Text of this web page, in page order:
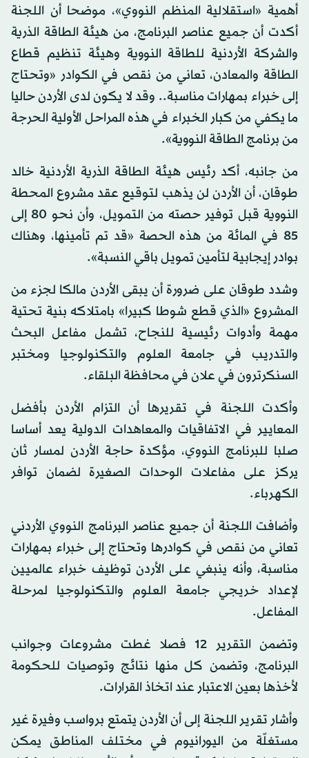
أهمية «استقلالية المنظم النووي»، موضحا أن اللجنة
أكدت أن جميع عناصر البرنامج، من هيئة الطاقة الذرية
والشركة الأردنية للطاقة النووية وهيئة تنظيم قطاع
الطاقة والمعادن، تعاني من نقص في الكوادر «وتحتاج
إلى خبراء بمهارات مناسبة.. وقد لا يكون لدى الأردن حاليا
ما يكفي من كبار الخبراء في هذه المراحل الأولية الحرجة
من برنامج الطاقة النووية».
من جانبه، أكد رئيس هيئة الطاقة الذرية الأردنية خالد
طوقان، أن الأردن لن يذهب لتوقيع عقد مشروع المحطة
النووية قبل توفير حصته من التمويل، وأن نحو 80 إلى
85 في المائة من هذه الحصة «قد تم تأمينها، وهناك
بوادر إيجابية لتأمين تمويل باقي النسبة».
وشدد طوقان على ضرورة أن يبقى الأردن مالكا لجزء من
المشروع «الذي قطع شوطا كبيرا» بامتلاكه بنية تحتية
مهمة وأدوات رئيسية للنجاح، تشمل مفاعل البحث
والتدريب في جامعة العلوم والتكنولوجيا ومختبر
السنكرترون في علان في محافظة البلقاء.
وأكدت اللجنة في تقريرها أن التزام الأردن بأفضل
المعايير في الاتفاقيات والمعاهدات الدولية يعد أساسا
صلبا للبرنامج النووي، مؤكدة حاجة الأردن لمسار ثان
يركز على مفاعلات الوحدات الصغيرة لضمان توافر
الكهرباء.
وأضافت اللجنة أن جميع عناصر البرنامج النووي الأردني
تعاني من نقص في كوادرها وتحتاج إلى خبراء بمهارات
مناسبة، وأنه ينبغي على الأردن توظيف خبراء عالميين
لإعداد خريجي جامعة العلوم والتكنولوجيا لمرحلة
المفاعل.
وتضمن التقرير 12 فصلا غطت مشروعات وجوانب
البرنامج، وتضمن كل منها نتائج وتوصيات للحكومة
لأخذها بعين الاعتبار عند اتخاذ القرارات.
وأشار تقرير اللجنة إلى أن الأردن يتمتع برواسب وفيرة غير
مستغلّة من اليورانيوم في مختلف المناطق يمكن